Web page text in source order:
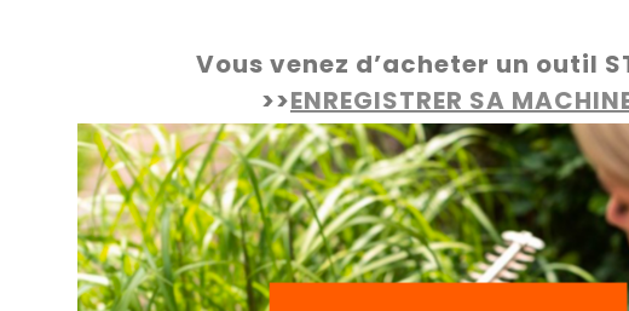
Vous venez d’acheter un outil
>>ENREGISTRER SA